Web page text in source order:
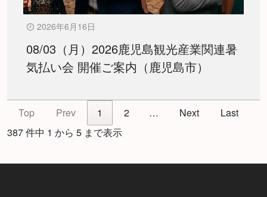
2026年6月16日
08/03（月）2026鹿児島観光産業関連暑
気払い会 開催ご案内（鹿児島市）
Top Prev 1 2 … Next
Last
387 件中 1 から 5 まで表示